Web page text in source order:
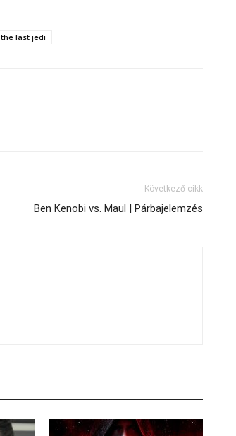
the last jedi
Következő cikk
Ben Kenobi vs. Maul | Párbajelemzés